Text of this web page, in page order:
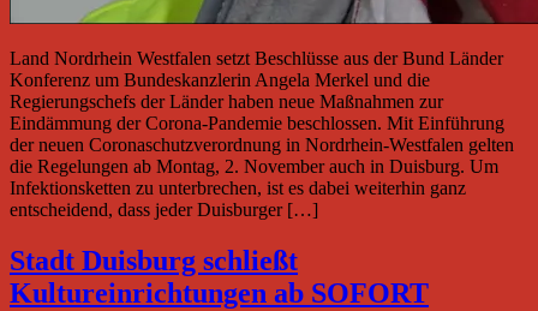
Land Nordrhein Westfalen setzt Beschlüsse aus der Bund Länder
Konferenz um Bundeskanzlerin Angela Merkel und die
Regierungschefs der Länder haben neue Maßnahmen zur
Eindämmung der Corona-Pandemie beschlossen. Mit Einführung
der neuen Coronaschutzverordnung in Nordrhein-Westfalen gelten
die Regelungen ab Montag, 2. November auch in Duisburg. Um
Infektionsketten zu unterbrechen, ist es dabei weiterhin ganz
entscheidend, dass jeder Duisburger […]
Stadt Duisburg schließt
Kultureinrichtungen ab SOFORT